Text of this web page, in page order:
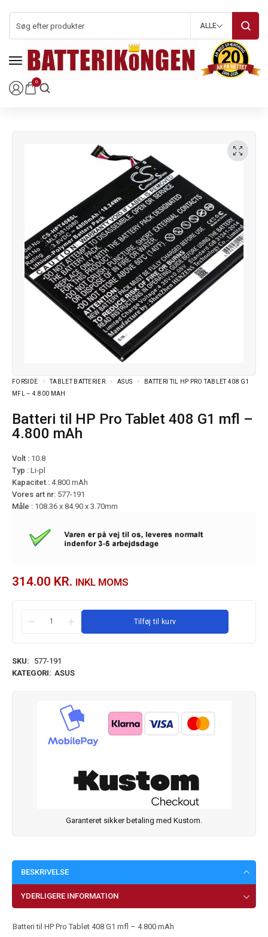
0
ALLE
FORSIDE TABLET BATTERIER ASUS
BATTERI TIL HP PRO TABLET 408 G1
MFL – 4.800 MAH
Batteri til HP Pro Tablet 408 G1 mfl –
4.800 mAh
Volt : 10.8
Typ : Li-pl
Kapacitet : 4.800 mAh
Vores art nr: 577-191
Måle : 108.36 x 84.90 x 3.70mm
314.00 KR. INKL MOMS
Tilføj til kurv
SKU:
577-191
KATEGORI: ASUS
Garanteret sikker betaling med Kustom.
BESKRIVELSE
YDERLIGERE INFORMATION
Batteri til HP Pro Tablet 408 G1 mfl – 4.800 mAh